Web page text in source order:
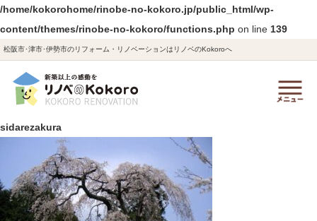
/home/kokorohome/rinobe-no-kokoro.jp/public_html/wp-
content/themes/rinobe-no-kokoro/functions.php on line 139
松阪市･津市･伊勢市のリフォーム・リノベーションはリノベのKokoroへ
sidarezakura